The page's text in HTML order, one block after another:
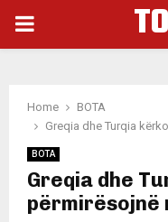
PRIMARY
Home
BOTA
Greqia dhe Turqia
BOTA
Greqia dhe